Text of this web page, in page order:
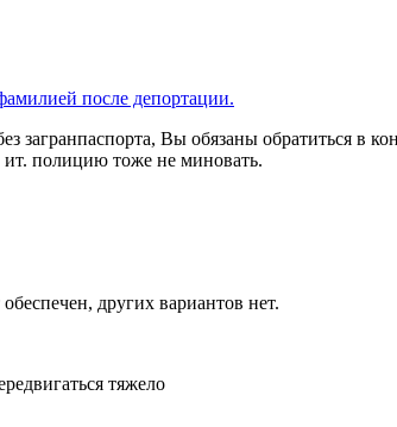
после депортации.
загранпаспорта, Вы обязаны обратиться в
ит. полицию тоже не миновать.
других вариантов нет.
тяжело